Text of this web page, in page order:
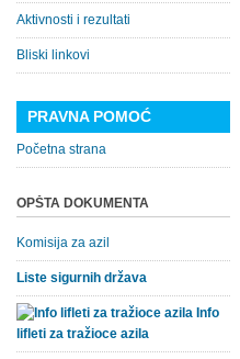
Aktivnosti i rezultati
Bliski linkovi
PRAVNA POMOĆ
Početna strana
OPŠTA DOKUMENTA
Komisija za azil
Liste sigurnih država
Info
lifleti za tražioce azila